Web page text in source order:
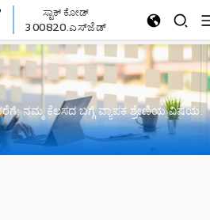
ಸ್ಟಾಕ್ ಕೋಡ್
300820.ಎಸ್‌ಜೆಡ್
ನಮ್ಮ ಕೆಲಸದ ಬಗ್ಗೆ ವ್ಯಾಪಕ ಶ್ರೇಣಿಯ ವಿಷಯ.